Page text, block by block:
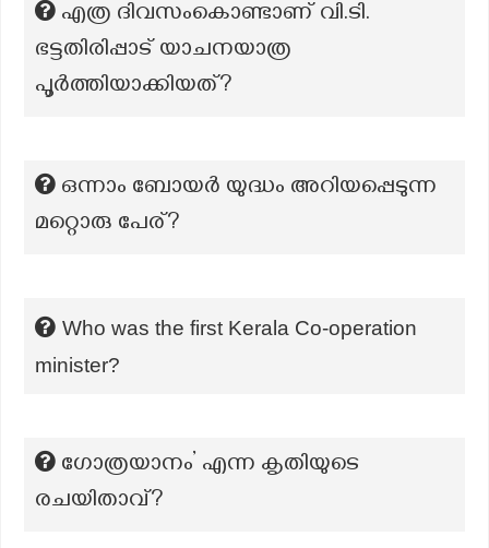
എത്ര ദിവസംകൊണ്ടാണ് വി.ടി.
ഭട്ടതിരിപ്പാട് യാചനയാത്ര
പൂർത്തിയാക്കിയത്?
ഒന്നാം ബോയർ യുദ്ധം അറിയപ്പെടുന്ന
മറ്റൊരു പേര്?
Who was the first Kerala Co-operation
minister?
ഗോത്രയാനം’ എന്ന കൃതിയുടെ
രചയിതാവ്?